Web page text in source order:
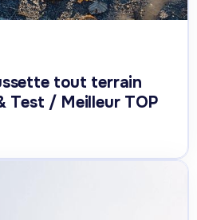
tout terrain
Test / Meilleur TOP